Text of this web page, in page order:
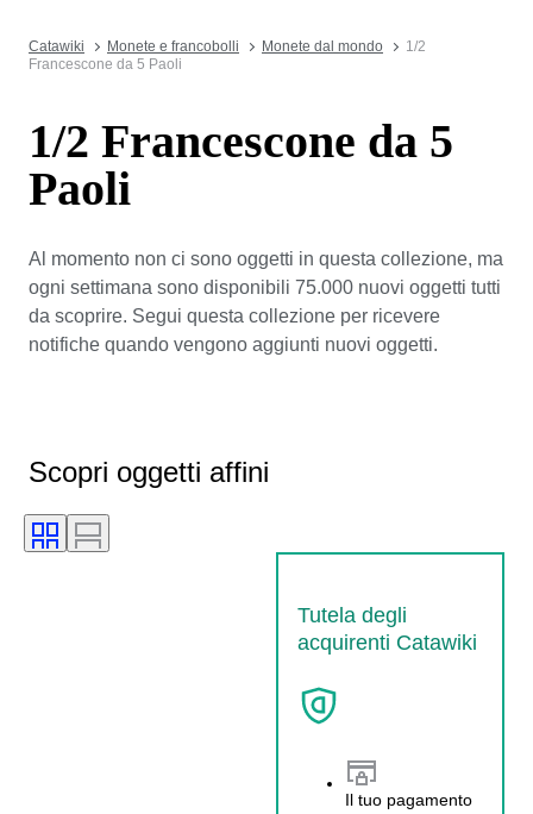
Catawiki Monete e francobolli Monete dal mondo
1/2
Francescone da 5 Paoli
1/2 Francescone da 5
Paoli
Al momento non ci sono oggetti in questa collezione, ma
ogni settimana sono disponibili 75.000 nuovi oggetti tutti
da scoprire. Segui questa collezione per ricevere
notifiche quando vengono aggiunti nuovi oggetti.
Scopri oggetti affini
Tutela degli
acquirenti Catawiki
Il tuo pagamento